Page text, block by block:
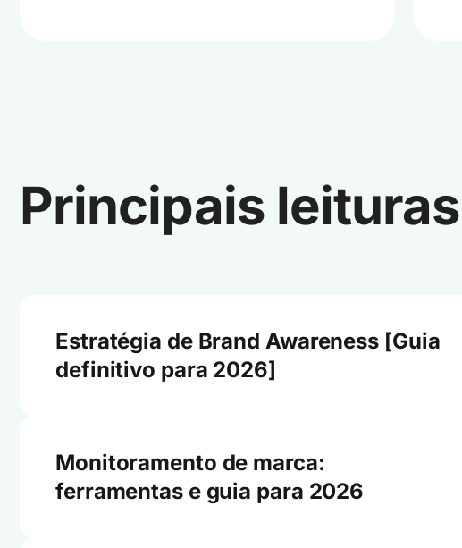
Principais leituras
Estratégia de Brand Awareness [Guia
definitivo para 2026]
Monitoramento de marca:
ferramentas e guia para 2026